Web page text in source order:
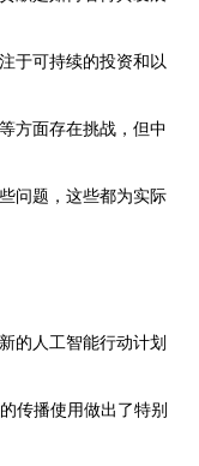
于可持续的投资和以
方面存在挑战，但中
问题，这些都为实际
的人工智能行动计划
传播使用做出了特别